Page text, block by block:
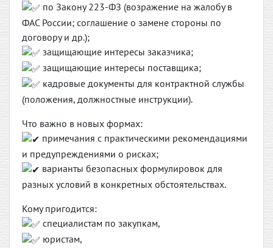
по Закону 223-ФЗ (возражение на жалобу в
ФАС России; соглашение о замене стороны по
договору и др.);
защищающие интересы заказчика;
защищающие интересы поставщика;
кадровые документы для контрактной службы
(положения, должностные инструкции).
Что важно в новых формах:
примечания с практическими рекомендациями
и предупреждениями о рисках;
варианты безопасных формулировок для
разных условий в конкретных обстоятельствах.
Кому пригодится:
специалистам по закупкам,
юристам,